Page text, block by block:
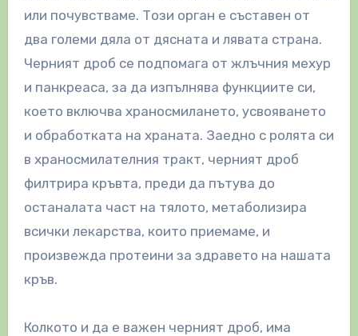
или почувстваме. Този орган е съставен от
два големи дяла от дясната и лявата страна.
Черният дроб се подпомага от жлъчния мехур
и панкреаса, за да изпълнява функциите си,
което включва храносмилането, усвояването
и обработката на храната. Заедно с ролята си
в храносмилателния тракт, черният дроб
филтрира кръвта, преди да пътува до
останалата част на тялото, метаболизира
всички лекарства, които приемаме, и
произвежда протеини за здравето на нашата
кръв.
Колкото и да е важен черният дроб, има